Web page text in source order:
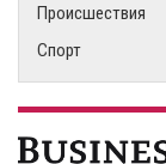
Происшествия
Спорт